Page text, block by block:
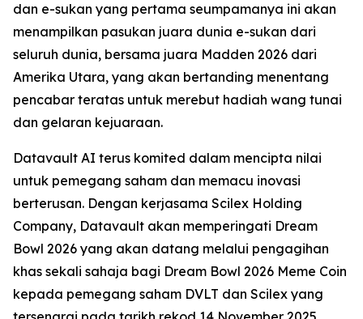
dan e-sukan yang pertama seumpamanya ini akan
menampilkan pasukan juara dunia e-sukan dari
seluruh dunia, bersama juara Madden 2026 dari
Amerika Utara, yang akan bertanding menentang
pencabar teratas untuk merebut hadiah wang tunai
dan gelaran kejuaraan.
Datavault AI terus komited dalam mencipta nilai
untuk pemegang saham dan memacu inovasi
berterusan. Dengan kerjasama Scilex Holding
Company, Datavault akan memperingati Dream
Bowl 2026 yang akan datang melalui pengagihan
khas sekali sahaja bagi Dream Bowl 2026 Meme Coin
kepada pemegang saham DVLT dan Scilex yang